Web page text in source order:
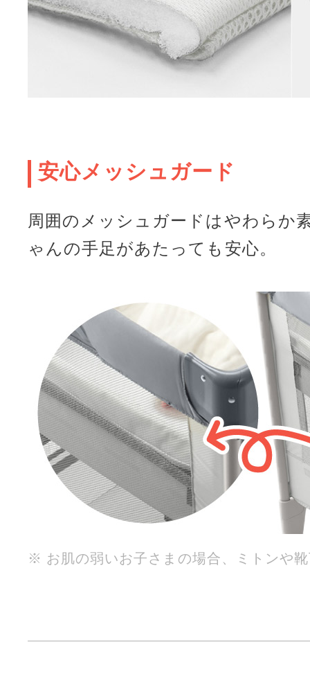
安心メッシュガード
周囲のメッシュガードはやわらか
ゃんの手足があたっても安心。
※ お肌の弱いお子さまの場合、ミトンや